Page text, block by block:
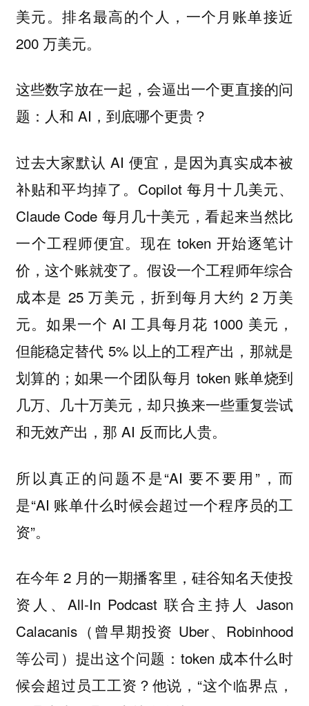
美元。排名最高的个人，一个月账单接近
200 万美元。
这些数字放在一起，会逼出一个更直接的问
题：人和 AI，到底哪个更贵？
过去大家默认 AI 便宜，是因为真实成本被
补贴和平均掉了。Copilot 每月十几美元、
Claude Code 每月几十美元，看起来当然比
一个工程师便宜。现在 token 开始逐笔计
价，这个账就变了。假设一个工程师年综合
成本是 25 万美元，折到每月大约 2 万美
元。如果一个 AI 工具每月花 1000 美元，
但能稳定替代 5% 以上的工程产出，那就是
划算的；如果一个团队每月 token 账单烧到
几万、几十万美元，却只换来一些重复尝试
和无效产出，那 AI 反而比人贵。
所以真正的问题不是“AI 要不要用”，而
是“AI 账单什么时候会超过一个程序员的工
资”。
在今年 2 月的一期播客里，硅谷知名天使投
资人、All-In Podcast 联合主持人 Jason
Calacanis（曾早期投资 Uber、Robinhood
等公司）提出这个问题：token 成本什么时
候会超过员工工资？他说，“这个临界点，